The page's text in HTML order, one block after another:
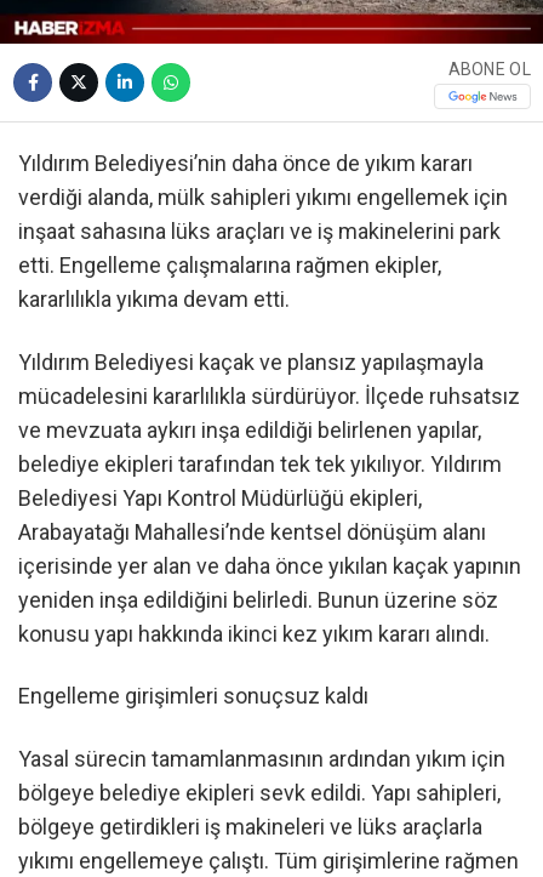
ABONE OL
Yıldırım Belediyesi’nin daha önce de yıkım kararı
verdiği alanda, mülk sahipleri yıkımı engellemek için
inşaat sahasına lüks araçları ve iş makinelerini park
etti. Engelleme çalışmalarına rağmen ekipler,
kararlılıkla yıkıma devam etti.
Yıldırım Belediyesi kaçak ve plansız yapılaşmayla
mücadelesini kararlılıkla sürdürüyor. İlçede ruhsatsız
ve mevzuata aykırı inşa edildiği belirlenen yapılar,
belediye ekipleri tarafından tek tek yıkılıyor. Yıldırım
Belediyesi Yapı Kontrol Müdürlüğü ekipleri,
Arabayatağı Mahallesi’nde kentsel dönüşüm alanı
içerisinde yer alan ve daha önce yıkılan kaçak yapının
yeniden inşa edildiğini belirledi. Bunun üzerine söz
konusu yapı hakkında ikinci kez yıkım kararı alındı.
Engelleme girişimleri sonuçsuz kaldı
Yasal sürecin tamamlanmasının ardından yıkım için
bölgeye belediye ekipleri sevk edildi. Yapı sahipleri,
bölgeye getirdikleri iş makineleri ve lüks araçlarla
yıkımı engellemeye çalıştı. Tüm girişimlerine rağmen